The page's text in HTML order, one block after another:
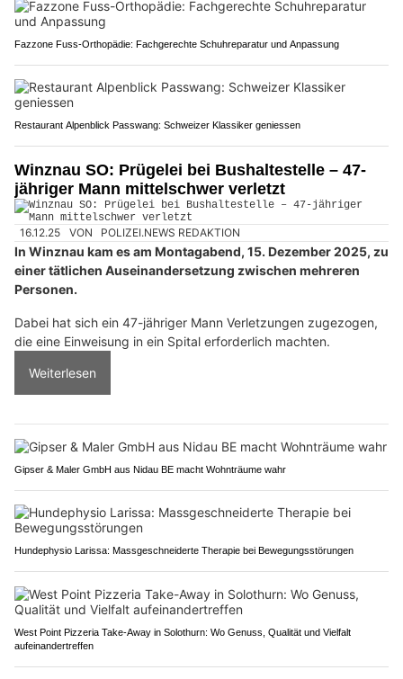
Fazzone Fuss-Orthopädie: Fachgerechte Schuhreparatur und Anpassung
Restaurant Alpenblick Passwang: Schweizer Klassiker geniessen
Winznau SO: Prügelei bei Bushaltestelle – 47-
jähriger Mann mittelschwer verletzt
16.12.25 VON POLIZEI.NEWS REDAKTION
In Winznau kam es am Montagabend, 15. Dezember 2025, zu
einer tätlichen Auseinandersetzung zwischen mehreren
Personen.
Dabei hat sich ein 47-jähriger Mann Verletzungen zugezogen,
die eine Einweisung in ein Spital erforderlich machten.
Weiterlesen
Gipser & Maler GmbH aus Nidau BE macht Wohnträume wahr
Hundephysio Larissa: Massgeschneiderte Therapie bei Bewegungsstörungen
West Point Pizzeria Take-Away in Solothurn: Wo Genuss, Qualität und Vielfalt
aufeinandertreffen